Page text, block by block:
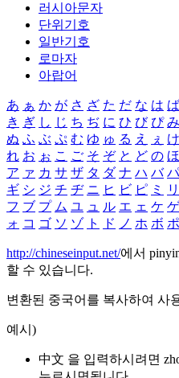
러시아문자
단위기호
일반기호
로마자
아랍어
あ ぁ か が さ ざ た だ な は ば
き ぎ し じ ち ぢ に ひ び ぴ み
ぬ ふ ぶ ぷ む ゆ ゅ る え ぇ け
れ お ぉ こ ご そ ぞ と ど の ほ
ア ァ カ サ ザ タ ダ ナ ハ バ パ
ギ シ ジ チ ヂ ニ ヒ ビ ピ ミ リ
フ ブ プ ム ユ ュ ル エ ェ ケ ゲ
ォ コ ゴ ソ ゾ ト ド ノ ホ ボ ポ
http://chineseinput.net/에서
할 수 있습니다.
변환된 중국어를 복사하여 사
예시)
中文 을 입력하시려면